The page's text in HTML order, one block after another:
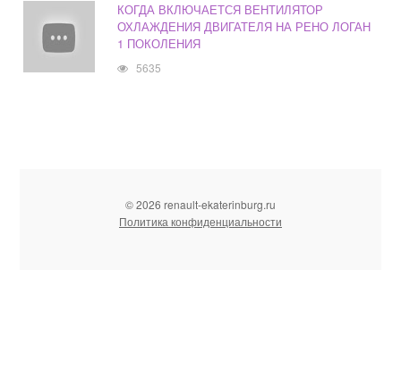
КОГДА ВКЛЮЧАЕТСЯ ВЕНТИЛЯТОР
ОХЛАЖДЕНИЯ ДВИГАТЕЛЯ НА РЕНО ЛОГАН
1 ПОКОЛЕНИЯ
5635
© 2026 renault-ekaterinburg.ru
Политика конфиденциальности